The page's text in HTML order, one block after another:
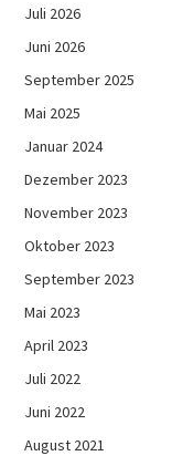
Juli 2026
Juni 2026
September 2025
Mai 2025
Januar 2024
Dezember 2023
November 2023
Oktober 2023
September 2023
Mai 2023
April 2023
Juli 2022
Juni 2022
August 2021